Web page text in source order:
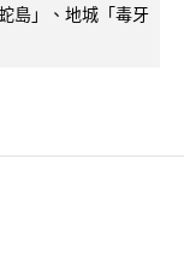
島」、地城「毒牙